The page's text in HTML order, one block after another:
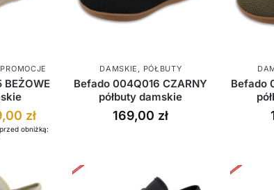
PROMOCJE
zł
obniżką:
DAMSKIE PÓŁBUTY
Befado 004Q016 CZARNY
półbuty damskie
169,00 zł
Befado